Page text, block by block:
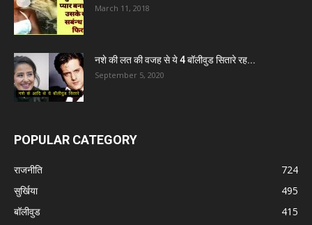
March 11, 2018
नशे की लत की वजह से ये 4 बॉलीवुड सितारे रह...
September 5, 2020
POPULAR CATEGORY
राजनीति
724
सुर्खिया
495
बॉलीवुड
415